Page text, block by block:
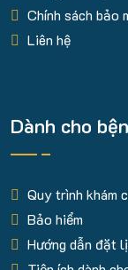
Chính sách bảo
Liên hệ
Dành cho
Quy trình khám
Bảo hiểm
Hướng dẫn đặt